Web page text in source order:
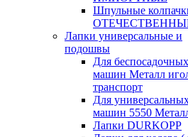
Шпульные
Лапки универсальные и
подошвы
Для беспосадочных
машин Металл
транспорт
Для
машин 5550
Лапки DURKOPP